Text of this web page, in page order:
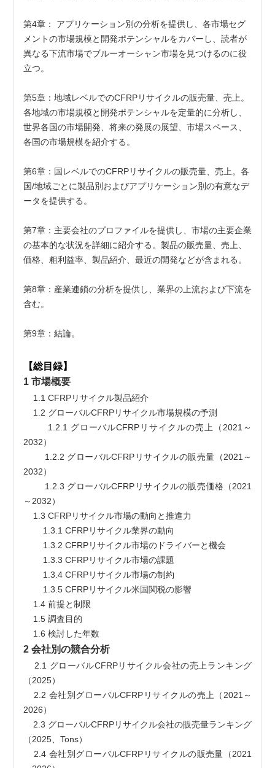
第4章： アプリケーション別の分析を提供し、各市場セグ
メントの市場規模と開発ポテンシャルをカバーし、読者が
異なる下流市場でブルーオーシャン市場を見つけるのに役
立つ。
第5章：地域レベルでのCFRPリサイクルの販売量、売上。
各地域の市場規模と開発ポテンシャルを定量的に分析し、
世界各国の市場開発、将来の発展の展望、市場スペース、
各国の市場規模を紹介する。
第6章：国レベルでのCFRPリサイクルの販売量、売上。各
国/地域ごとに製品別およびアプリケーション別の有意なデ
ータを提供する。
第7章：主要会社のプロファイルを提供し、市場の主要企業
の基本的な状況を詳細に紹介する。製品の販売量、売上、
価格、粗利益率、製品紹介、最近の開発などが含まれる。
第8章：産業連鎖の分析を提供し、業界の上流および下流を
含む。
第9章：結論。
【総目録】
1 市場概要
    1.1 CFRPリサイクル製品紹介
    1.2 グローバルCFRPリサイクル市場規模の予測
2032）
2032）
～2032）
    1.3 CFRPリサイクル市場の動向と推進力
        1.3.1 CFRPリサイクル業界の動向
        1.3.2 CFRPリサイクル市場のドライバーと機会
        1.3.3 CFRPリサイクル市場の課題
        1.3.4 CFRPリサイクル市場の制約
        1.3.5 CFRPリサイクル米国関税の影響
    1.4 前提と制限
    1.5 調査目的
    1.6 検討した年数
2 会社別の競合分析
（2025）
2026）
（2025、Tons）